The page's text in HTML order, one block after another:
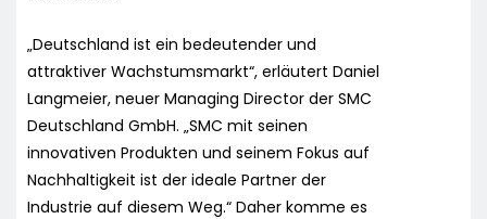
„Deutschland ist ein bedeutender und
attraktiver Wachstumsmarkt“, erläutert Daniel
Langmeier, neuer Managing Director der SMC
Deutschland GmbH. „SMC mit seinen
innovativen Produkten und seinem Fokus auf
Nachhaltigkeit ist der ideale Partner der
Industrie auf diesem Weg.“ Daher komme es